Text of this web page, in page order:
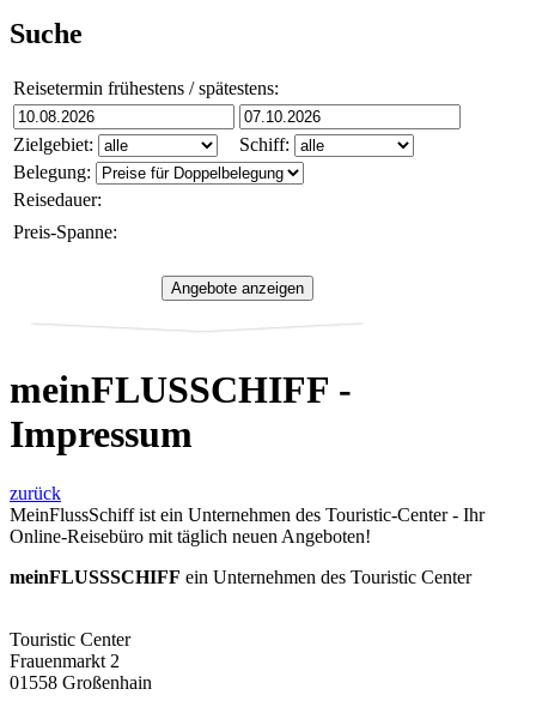
Suche
Reisetermin frühestens / spätestens:
Zielgebiet:
Schiff:
Belegung:
Reisedauer:
Preis-Spanne:
meinFLUSSCHIFF -
Impressum
zurück
MeinFlussSchiff ist ein Unternehmen des Touristic-Center - Ihr
Online-Reisebüro mit täglich neuen Angeboten!
meinFLUSSSCHIFF ein Unternehmen des Touristic Center
Touristic Center
Frauenmarkt 2
01558 Großenhain